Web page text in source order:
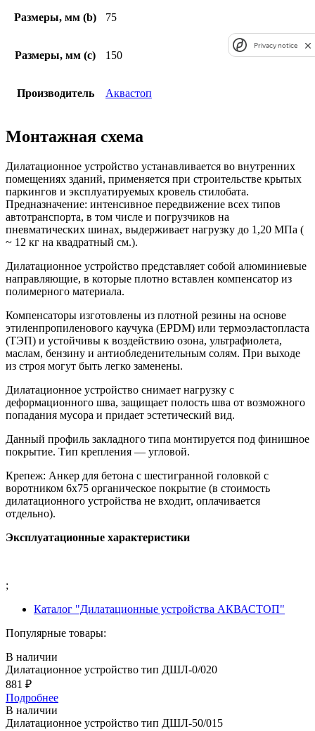
Размеры, мм (b) 75
Размеры, мм (c) 150
Производитель Аквастоп
Монтажная схема
Дилатационное устройство устанавливается во внутренних
помещениях зданий, применяется при строительстве крытых
паркингов и эксплуатируемых кровель стилобата.
Предназначение: интенсивное передвижение всех типов
автотранспорта, в том числе и погрузчиков на
пневматических шинах, выдерживает нагрузку до 1,20 МПа (
~ 12 кг на квадратный см.).
Дилатационное устройство представляет собой алюминиевые
направляющие, в которые плотно вставлен компенсатор из
полимерного материала.
Компенсаторы изготовлены из плотной резины на основе
этиленпропиленового каучука (EPDM) или термоэластопласта
(ТЭП) и устойчивы к воздействию озона, ультрафиолета,
маслам, бензину и антиобледенительным солям. При выходе
из строя могут быть легко заменены.
Дилатационное устройство снимает нагрузку с
деформационного шва, защищает полость шва от возможного
попадания мусора и придает эстетический вид.
Данный профиль закладного типа монтируется под финишное
покрытие. Тип крепления — угловой.
Крепеж: Анкер для бетона с шестигранной головкой с
воротником 6х75 органическое покрытие (в стоимость
дилатационного устройства не входит, оплачивается
отдельно).
Эксплуатационные характеристики
;
Каталог "Дилатационные устройства АКВАСТОП"
Популярные товары:
В наличии
Дилатационное устройство тип ДШЛ-0/020
881 ₽
Подробнее
В наличии
Дилатационное устройство тип ДШЛ-50/015
Privacy notice